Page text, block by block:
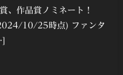
、作品賞ノミネート！
10/25時点) ファンタ